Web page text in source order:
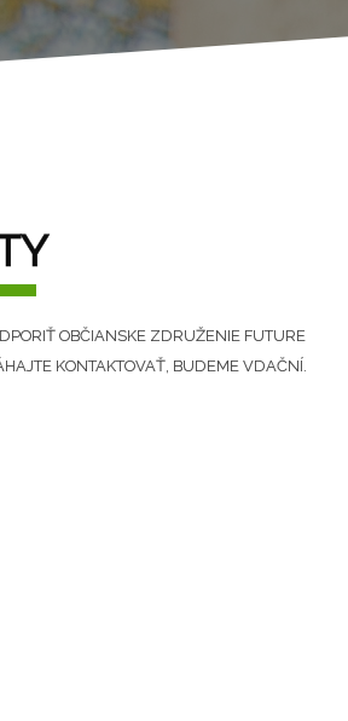
OBČIANSKE ZDRUŽENIE FUTURE
KONTAKTOVAŤ, BUDEME VDAČNÍ.